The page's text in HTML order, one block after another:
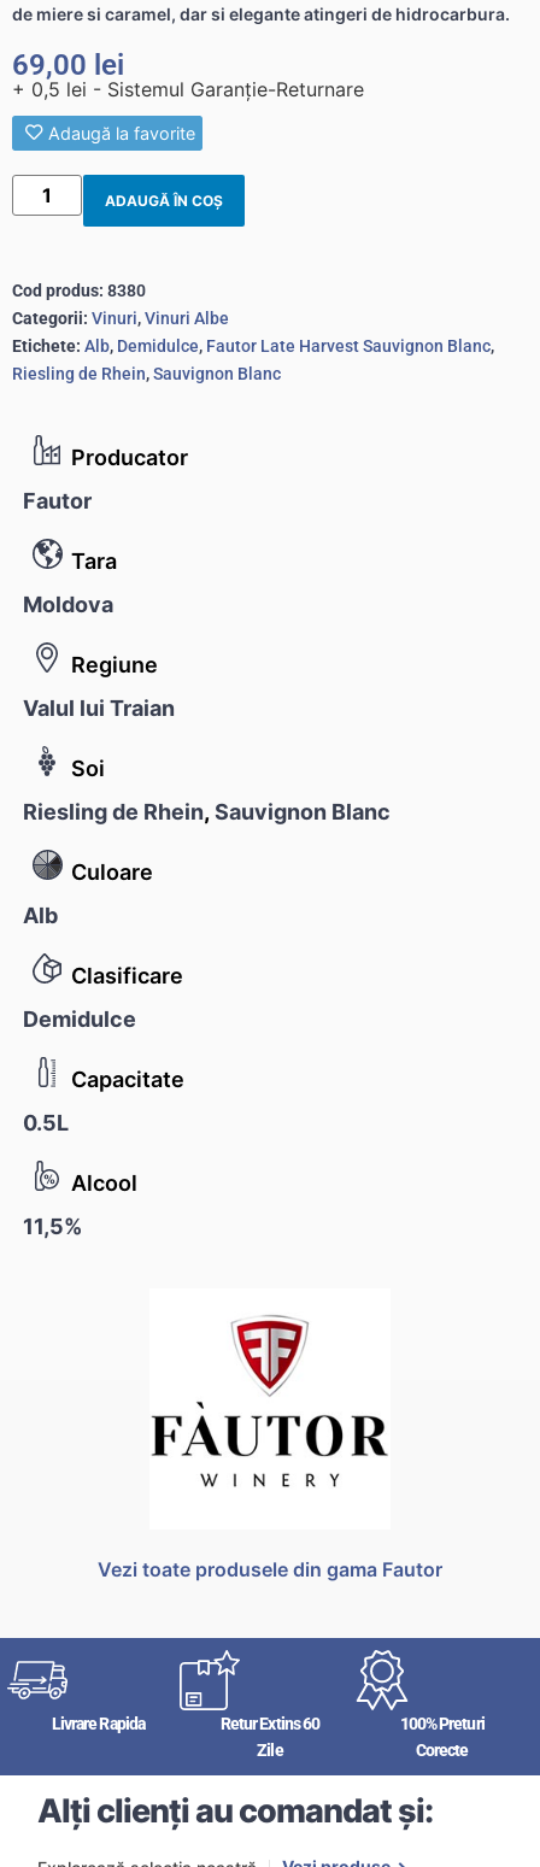
Producator
Fautor
Tara
Moldova
Regiune
Valul lui Traian
Soi
Riesling de Rhein,Sauvignon Blanc
Culoare
Alb
Clasificare
Demidulce
Capacitate
0.5L
Alcool
11,5%
Vezi toate produsele din gama Fautor
de miere si caramel, dar si elegante atingeri de hidrocarbura.
69,00 lei
+ 0,5 lei - Sistemul Garanție-Returnare
Adaugă la favorite
ADAUGĂ ÎN COȘ
Cod produs: 8380
Categorii: Vinuri,Vinuri Albe
Etichete: Alb, Demidulce, Fautor Late Harvest Sauvignon Blanc,
Riesling de Rhein,Sauvignon Blanc
Livrare Rapida
Retur Extins 60
Zile
100% Preturi
Corecte
Alți clienți au comandat și: